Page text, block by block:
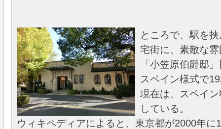
ところで、駅を
宅街に、素敵な
「小笠原伯爵邸
スペイン様式で
現在は、スペイ
している。
ウィキペディアによると、東京都が2000年に